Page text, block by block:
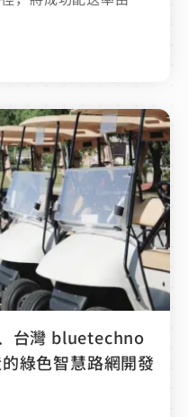
台灣 bluetechno
綠色智慧路網開發